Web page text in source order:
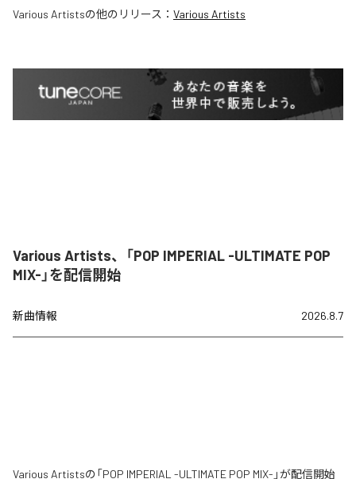
Various Artistsの他のリリース： Various Artists
Various Artists、「POP IMPERIAL -ULTIMATE POP
MIX-」を配信開始
新曲情報 2026.8.7
Various Artistsの「POP IMPERIAL -ULTIMATE POP MIX-」が配信開始